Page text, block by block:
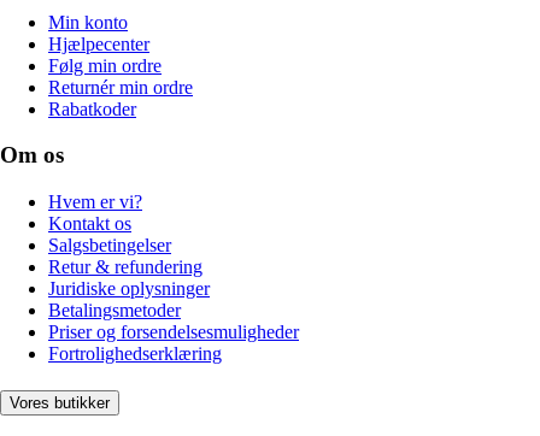
Min konto
Hjælpecenter
Følg min ordre
Returnér min ordre
Rabatkoder
Om os
Hvem er vi?
Kontakt os
Salgsbetingelser
Retur & refundering
Juridiske oplysninger
Betalingsmetoder
Priser og forsendelsesmuligheder
Fortrolighedserklæring
Vores butikker